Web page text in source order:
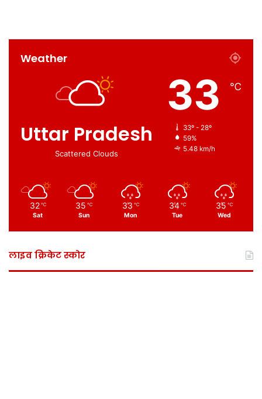
Weather
Uttar Pradesh
Scattered Clouds
33 ℃
33º - 28º
59%
5.48 km/h
32 ℃
Sat
35 ℃
Sun
33 ℃
Mon
34 ℃
Tue
35 ℃
Wed
लाइव क्रिकेट स्कोर